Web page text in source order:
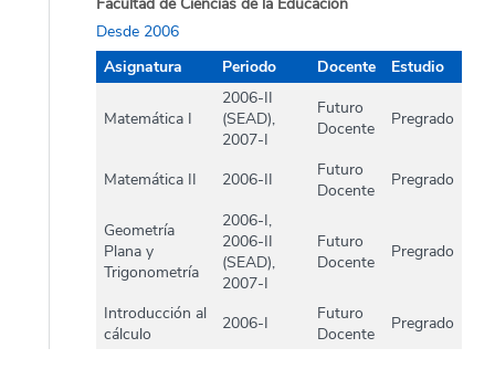
Facultad de Ciencias de la Educación
Desde 2006
Asignatura
Periodo Docente Estudio
Matemática I
2006-II
(SEAD),
2007-I
Futuro
Docente
Pregrado
Matemática II 2006-II
Futuro
Docente
Pregrado
Geometría
Plana y
Trigonometría
2006-I,
2006-II
(SEAD),
2007-I
Futuro
Docente
Pregrado
Introducción al
cálculo
2006-I
Futuro
Docente
Pregrado